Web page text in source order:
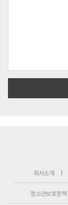
회사소개
청소년보호정책